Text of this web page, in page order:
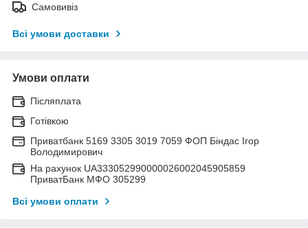
Самовивіз
Всі умови доставки
Умови оплати
Післяплата
Готівкою
Приватбанк 5169 3305 3019 7059 ФОП Біндас Ігор
Володимирович
На рахунок UA333052990000026002045905859
ПриватБанк МФО 305299
Всі умови оплати